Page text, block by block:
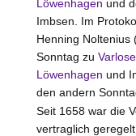
Löwenhagen und
Imbsen. Im
Henning Noltenius
Sonntag zu
Löwenhagen und
den andern
Seit 1658 war die
vertraglich geregelt.